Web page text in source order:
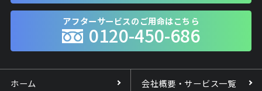
アフターサービスのご用命はこちら
0120-450-686
ホーム 会社概要・サービス一覧